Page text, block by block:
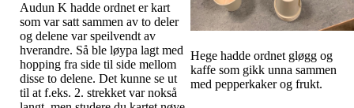
Audun K hadde ordnet er kart
som var satt sammen av to deler
og delene var speilvendt av
hverandre. Så ble løypa lagt med
hopping fra side til side mellom
disse to delene. Det kunne se ut
til at f.eks. 2. strekket var nokså
Hege hadde ordnet gløgg og
kaffe som gikk unna sammen
med pepperkaker og frukt.